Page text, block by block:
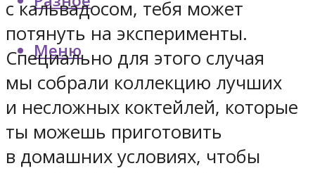
Меню
с кальвадосом, тебя может
потянуть на эксперименты.
Специально для этого случая
мы собрали коллекцию лучших
и несложных коктейлей, которые
ты можешь приготовить
в домашних условиях, чтобы